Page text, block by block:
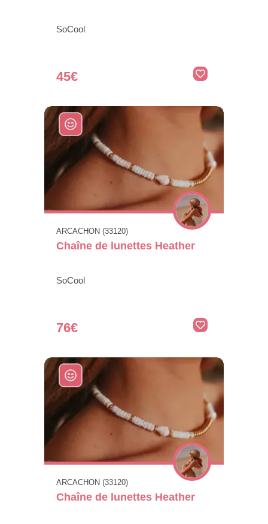
SoCool
45€
ARCACHON (33120)
Chaîne de lunettes Heather
SoCool
76€
ARCACHON (33120)
Chaîne de lunettes Heather